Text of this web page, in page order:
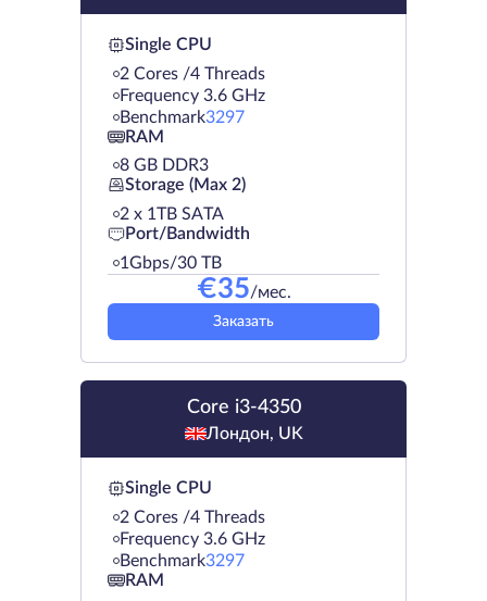
Single CPU
2 Cores /4 Threads
Frequency 3.6 GHz
Benchmark3297
RAM
8 GB DDR3
Storage (Max 2)
2 х 1TB SATA
Port/Bandwidth
1Gbps/30 TB
€35/мес.
Заказать
Core i3-4350
Лондон, UK
Single CPU
2 Cores /4 Threads
Frequency 3.6 GHz
Benchmark3297
RAM